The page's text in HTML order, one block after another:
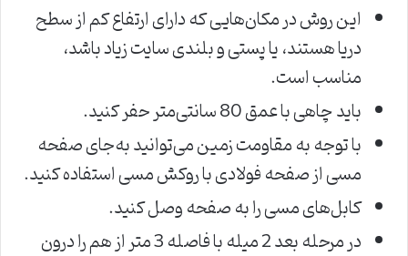
این روش در مکان‌هایی که دارای ارتفاع کم از سطح
دریا هستند، یا پستی و بلندی سایت زیاد باشد،
مناسب است.
باید چاهی با عمق 80 سانتی‌متر حفر کنید.
با توجه به مقاومت زمین می‌توانید به‌جای صفحه
مسی از صفحه فولادی با روکش مسی استفاده کنید.
کابل‌های مسی را به صفحه وصل کنید.
در مرحله بعد 2 میله با فاصله 3 متر از هم را درون